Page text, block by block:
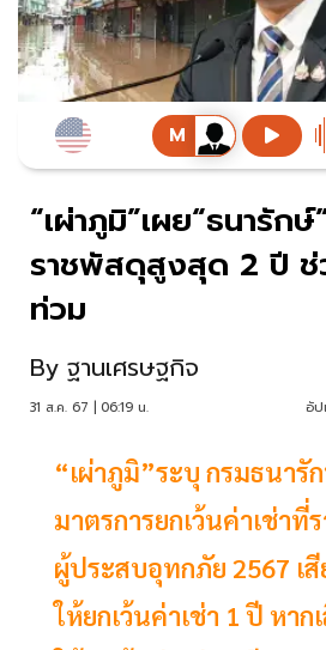
“เผ่าภูมิ”เผย“ธนารักษ์
ราชพัสดุสูงสุด 2 ปี ช่
ท่วม
By ฐานเศรษฐกิจ
31 ส.ค. 67 | 06:19 น. อัป
“เผ่าภูมิ”ระบุ กรมธนารั
มาตรการยกเว้นค่าเช่าที่
ผู้ประสบอุทกภัย 2567 เ
ให้ยกเว้นค่าเช่า 1 ปี หาก